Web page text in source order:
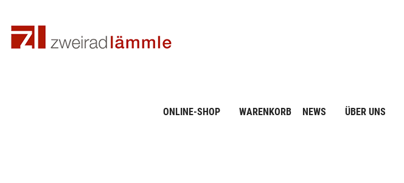
ONLINE-SHOP WARENKORB NEWS ÜBER UNS